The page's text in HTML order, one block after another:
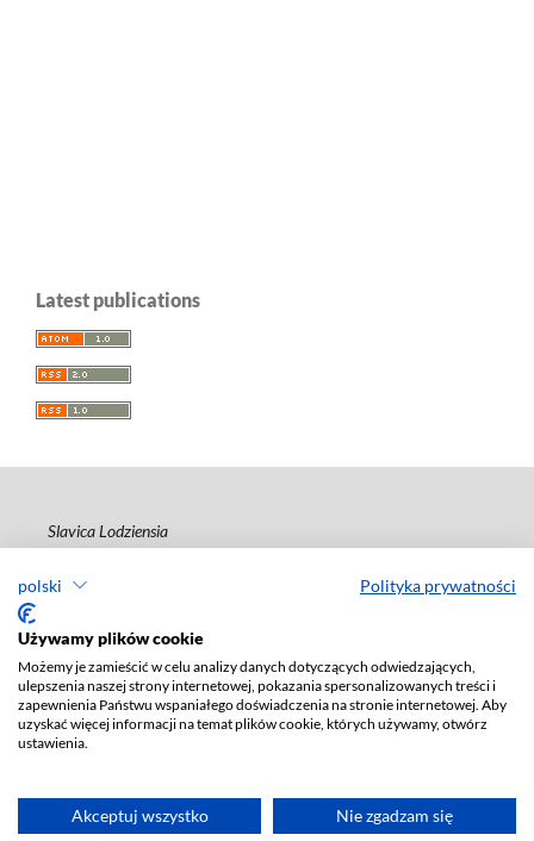
polski Polityka prywatności
Używamy plików cookie
Możemy je zamieścić w celu analizy danych dotyczących odwiedzających,
ulepszenia naszej strony internetowej, pokazania spersonalizowanych treści i
zapewnienia Państwu wspaniałego doświadczenia na stronie internetowej. Aby
uzyskać więcej informacji na temat plików cookie, których używamy, otwórz
ustawienia.
Akceptuj wszystko Nie zgadzam się
Latest publications
Slavica Lodziensia